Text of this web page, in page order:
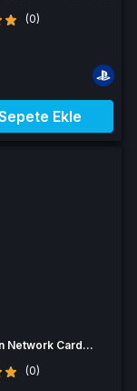
(0)
Ekle
Network Card
(Italy)
(0)